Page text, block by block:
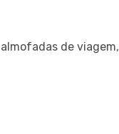
de viagem,